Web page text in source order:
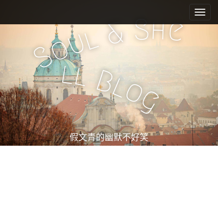
e
n
u
i
c
n
t
e
n
t
S
oul&She
ll Blog
假文青的幽默不好笑